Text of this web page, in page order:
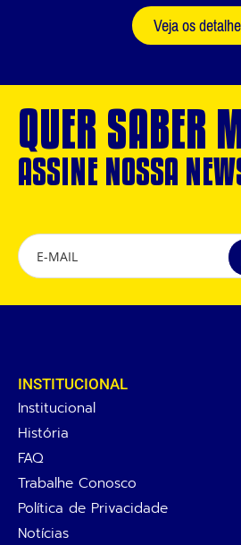
Veja os
QUER SABER
ASSINE NOSSA
INSTITUCIONAL
Institucional
História
FAQ
Trabalhe Conosco
Política de Privacidade
Notícias